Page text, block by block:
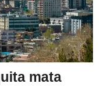
mata